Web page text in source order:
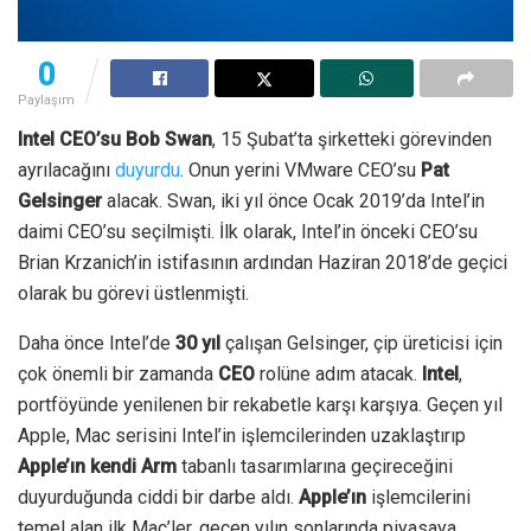
0
Paylaşım
Intel CEO’su Bob Swan, 15 Şubat’ta şirketteki görevinden
ayrılacağını duyurdu. Onun yerini VMware CEO’su Pat
Gelsingeralacak. Swan, iki yıl önce Ocak 2019’da Intel’in
daimi CEO’su seçilmişti. İlk olarak, Intel’in önceki CEO’su
Brian Krzanich’in istifasının ardından Haziran 2018’de geçici
olarak bu görevi üstlenmişti.
Daha önce Intel’de 30 yıl çalışan Gelsinger, çip üreticisi için
çok önemli bir zamanda CEO rolüne adım atacak. Intel,
portföyünde yenilenen bir rekabetle karşı karşıya. Geçen yıl
Apple, Mac serisini Intel’in işlemcilerinden uzaklaştırıp
Apple’ın kendi Arm tabanlı tasarımlarına geçireceğini
duyurduğunda ciddi bir darbe aldı. Apple’ın işlemcilerini